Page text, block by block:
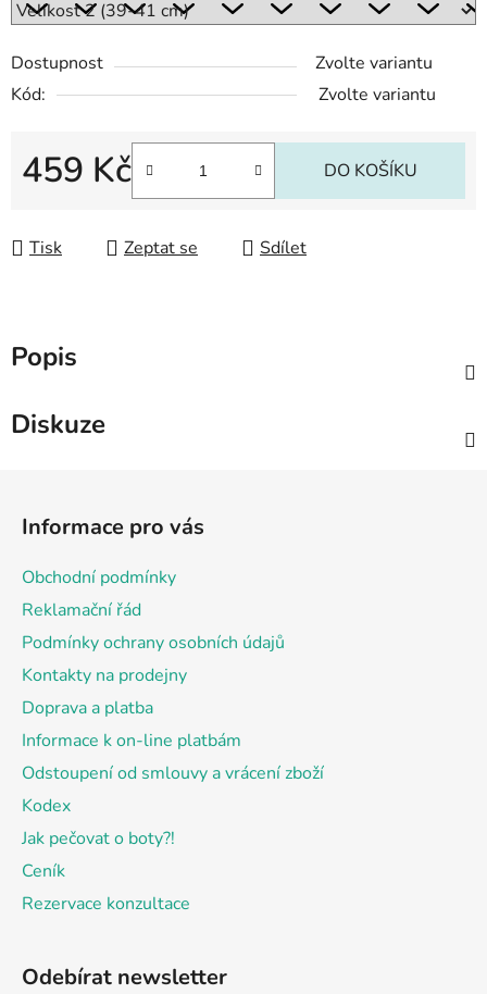
Dostupnost
Zvolte variantu
Kód:
Zvolte variantu
459 Kč DO KOŠÍKU
Tisk Zeptat se Sdílet
Popis
Diskuze
Informace pro vás
Obchodní podmínky
Reklamační řád
Podmínky ochrany osobních údajů
Kontakty na prodejny
Doprava a platba
Informace k on-line platbám
Odstoupení od smlouvy a vrácení zboží
Kodex
Jak pečovat o boty?!
Ceník
Rezervace konzultace
Odebírat newsletter